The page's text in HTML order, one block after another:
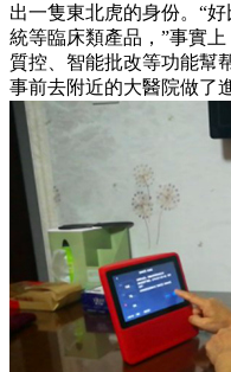
出一隻東北虎的身份。“
統等臨床類產品，”事實
質控、智能批改等功能幫
事前去附近的大醫院做了